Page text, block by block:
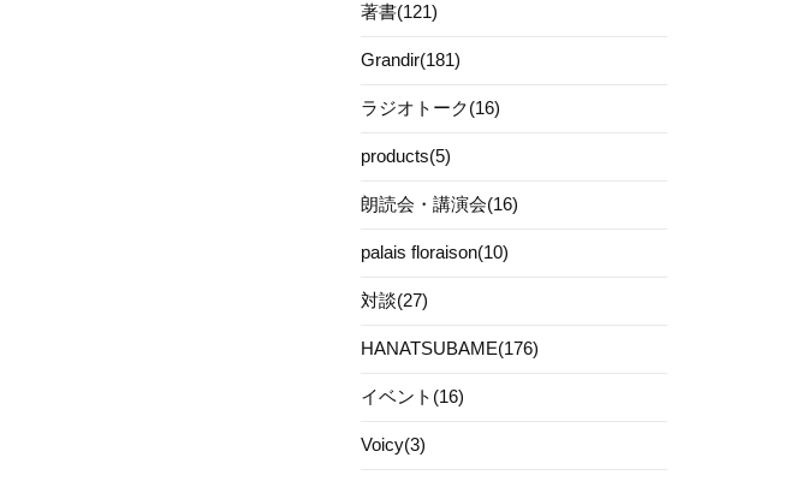
著書(121)
Grandir(181)
ラジオトーク(16)
products(5)
朗読会・講演会(16)
palais floraison(10)
対談(27)
HANATSUBAME(176)
イベント(16)
Voicy(3)